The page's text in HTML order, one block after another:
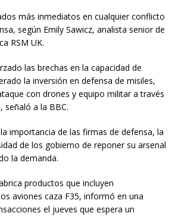
más inmediatos en cualquier conflicto
según Emily Sawicz, analista senior de
RSM UK.
las brechas en la capacidad de
la inversión en defensa de misiles,
con drones y equipo militar a través
señaló a la BBC.
importancia de las firmas de defensa, la
de los gobierno de reponer su arsenal
la demanda.
productos que incluyen
aviones caza F35, informó en una
el jueves que espera un